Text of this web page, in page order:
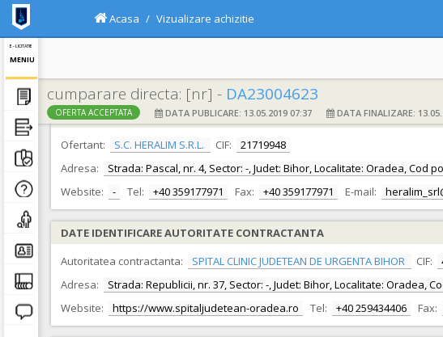
E - LICITATIE
MENIU
Acasa Vizualizare achizitie
cumparare directa: [nr] - DA23004623
OFERTA ACCEPTATA DATA PUBLICARE: 13.05.2019 07:37 DATA FINALIZARE:
DATE IDENTIFICARE OFERTANT
Ofertant:
S.C. HERALIM S.R.L. CIF:
21719948
Adresa:
Strada: Pascal, nr. 4, Sector: -, Judet: Bihor, Localitate: Oradea, Cod
Website:
- Tel: +40 359177971 Fax: +40 359177971 E-mail:
DATE IDENTIFICARE AUTORITATE CONTRACTANTA
Autoritatea contractanta:
SPITAL CLINIC JUDETEAN DE URGENTA BIHOR CIF:
Adresa:
Strada: Republicii, nr. 37, Sector: -, Judet: Bihor, Localitate: Oradea,
Website:
https://www.spitaljudetean-oradea.ro Tel: +40 259434406 Fax: